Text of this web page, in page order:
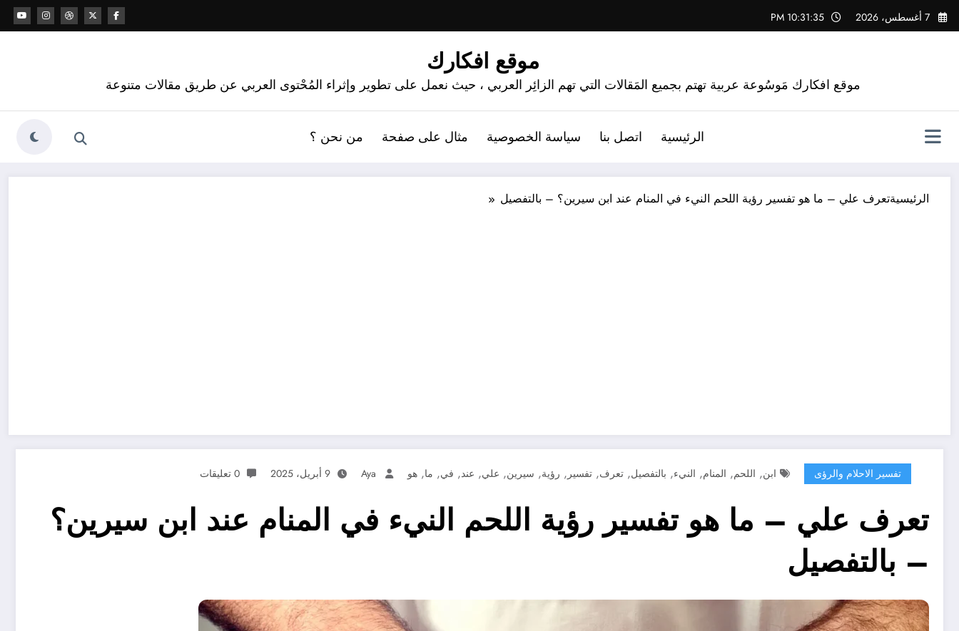
التجاوز
إلى
7 أغسطس، 2026 10:31:36 PM
موقع افكارك
موقع افكارك مَوسُوعة عربية تهتم بجميع المَقالات التي تهم الزائِر العربي ، حيث نعمل على تطوير وإثراء المُحْتوى العربي عن طريق مقالات متنوعة
الرئيسية اتصل بنا سياسة الخصوصية مثال على صفحة من نحن ؟
الرئيسيةتعرف علي – ما هو تفسير رؤية اللحم النيء في المنام عند ابن سيرين؟ – بالتفصيل
تفسير الاحلام والرؤى ابن, اللحم, المنام, النيء, بالتفصيل, تعرف, تفسير , رؤية, سيرين, علي, عند, في, ما, هو Aya 9 أبريل، 2025 0 تعليقات
تعرف علي – ما هو تفسير رؤية اللحم النيء في المنام عند ابن سيرين؟
– بالتفصيل